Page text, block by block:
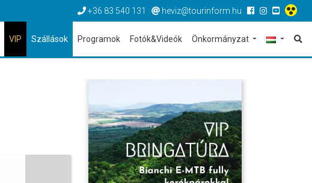
+36 83 540 131 heviz@tourinform.hu
VIP Szállások Programok Fotók&Videók Önkormányzat